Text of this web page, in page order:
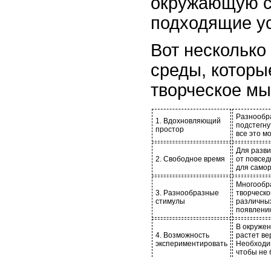
подходящие
Вот
среды,
творческое
1. Вдохновляющий
простор
все это
2. Свободное время
Для
от
для
3. Разнообразные
стимулы
4. Возможность
экспериментировать
В
растет
чтобы не